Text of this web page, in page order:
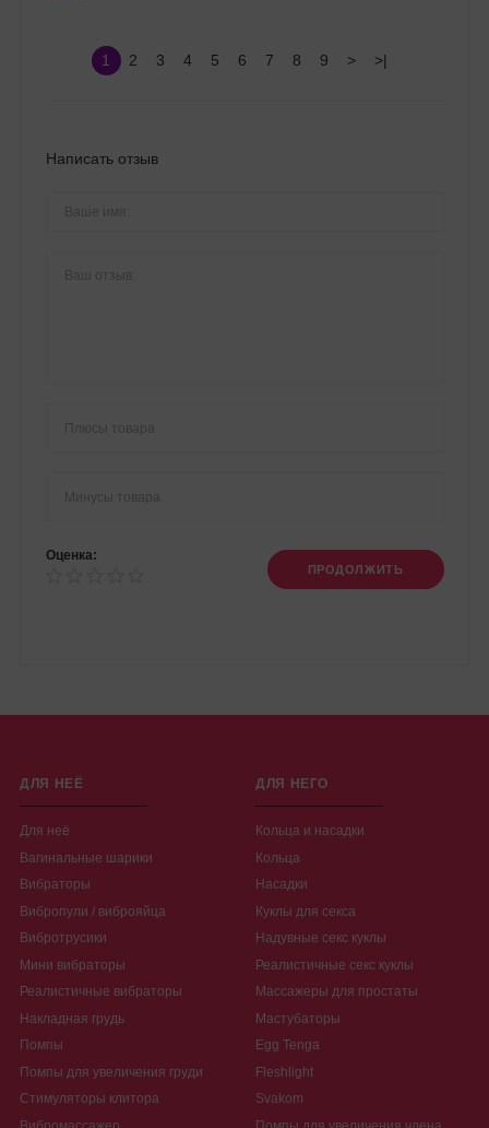
1 2 3 4 5 6 7 8 9 > >|
Написать отзыв
Оценка:
ПРОДОЛЖИТЬ
ДЛЯ НЕЁ
Для неё
Вагинальные шарики
Вибраторы
Вибропули / виброяйца
Вибротрусики
Мини вибраторы
Реалистичные вибраторы
Накладная грудь
Помпы
Помпы для увеличения груди
Стимуляторы клитора
Вибромассажер
ДЛЯ НЕГО
Кольца и насадки
Кольца
Насадки
Куклы для секса
Надувные секс куклы
Реалистичные секс куклы
Массажеры для простаты
Мастубаторы
Egg Tenga
Fleshlight
Svakom
Помпы для увеличения члена